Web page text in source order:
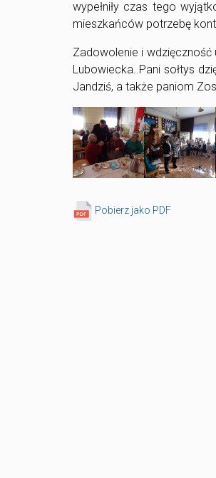
wypełniły czas tego
mieszkańców potrzebę
Zadowolenie i
Lubowiecka..Pani sołtys
Jandziś, a także paniom
Pobierz jako PDF